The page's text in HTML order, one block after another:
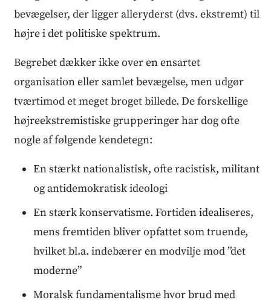
bevægelser, der ligger alleryderst (dvs. ekstremt) til
højre i det politiske spektrum.
Begrebet dækker ikke over en ensartet
organisation eller samlet bevægelse, men udgør
tværtimod et meget broget billede. De forskellige
højreekstremistiske grupperinger har dog ofte
nogle af følgende kendetegn:
En stærkt nationalistisk, ofte racistisk, militant
og antidemokratisk ideologi
En stærk konservatisme. Fortiden idealiseres,
mens fremtiden bliver opfattet som truende,
hvilket bl.a. indebærer en modvilje mod ”det
moderne”
Moralsk fundamentalisme hvor brud med